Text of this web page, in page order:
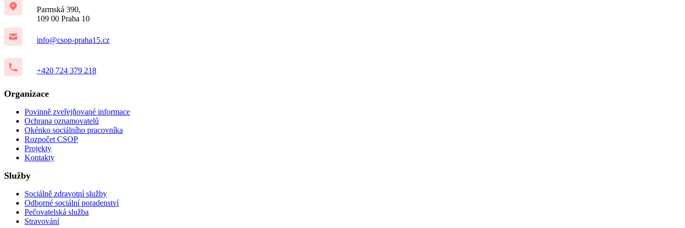
Parmská 390,
109 00 Praha 10
info@csop-praha15.cz
+420 724 379 218
Organizace
Povinně zveřejňované informace
Ochrana oznamovatelů
Okénko sociálního pracovníka
Rozpočet CSOP
Projekty
Kontakty
Služby
Sociálně zdravotní služby
Odborné sociální poradenství
Pečovatelská služba
Stravování